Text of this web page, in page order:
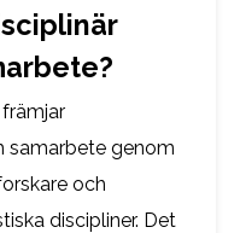
samarbete genom
och
discipliner. Det